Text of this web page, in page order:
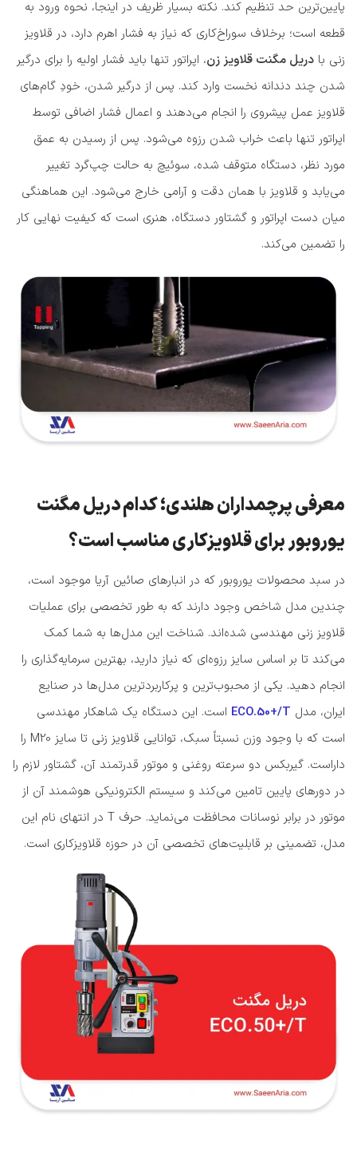
پایین‌ترین حد تنظیم کند. نکته بسیار ظریف در اینجا، نحوه ورود به
قطعه است؛ برخلاف سوراخ‌کاری که نیاز به فشار اهرم دارد، در قلاویز
زنی با دریل مگنت قلاویز زن، اپراتور تنها باید فشار اولیه را برای درگیر
شدن چند دندانه نخست وارد کند. پس از درگیر شدن، خودِ گام‌های
قلاویز عمل پیشروی را انجام می‌دهند و اعمال فشار اضافی توسط
اپراتور تنها باعث خراب شدن رزوه می‌شود. پس از رسیدن به عمق
مورد نظر، دستگاه متوقف شده، سوئیچ به حالت چپ‌گرد تغییر
می‌یابد و قلاویز با همان دقت و آرامی خارج می‌شود. این هماهنگی
میان دست اپراتور و گشتاور دستگاه، هنری است که کیفیت نهایی کار
را تضمین می‌کند.
معرفی پرچمداران هلندی؛ کدام دریل مگنت
یوروبور برای قلاویزکاری مناسب است؟
در سبد محصولات یوروبور که در انبارهای صائین آریا موجود است،
چندین مدل شاخص وجود دارند که به طور تخصصی برای عملیات
قلاویز زنی مهندسی شده‌اند. شناخت این مدل‌ها به شما کمک
می‌کند تا بر اساس سایز رزوه‌ای که نیاز دارید، بهترین سرمایه‌گذاری را
انجام دهید. یکی از محبوب‌ترین و پرکاربردترین مدل‌ها در صنایع
ایران، مدل ECO.50+/T است. این دستگاه یک شاهکار مهندسی
است که با وجود وزن نسبتاً سبک، توانایی قلاویز زنی تا سایز M20 را
داراست. گیربکس دو سرعته روغنی و موتور قدرتمند آن، گشتاور لازم را
در دورهای پایین تامین می‌کند و سیستم الکترونیکی هوشمند آن از
موتور در برابر نوسانات محافظت می‌نماید. حرف T در انتهای نام این
مدل، تضمینی بر قابلیت‌های تخصصی آن در حوزه قلاویزکاری است.